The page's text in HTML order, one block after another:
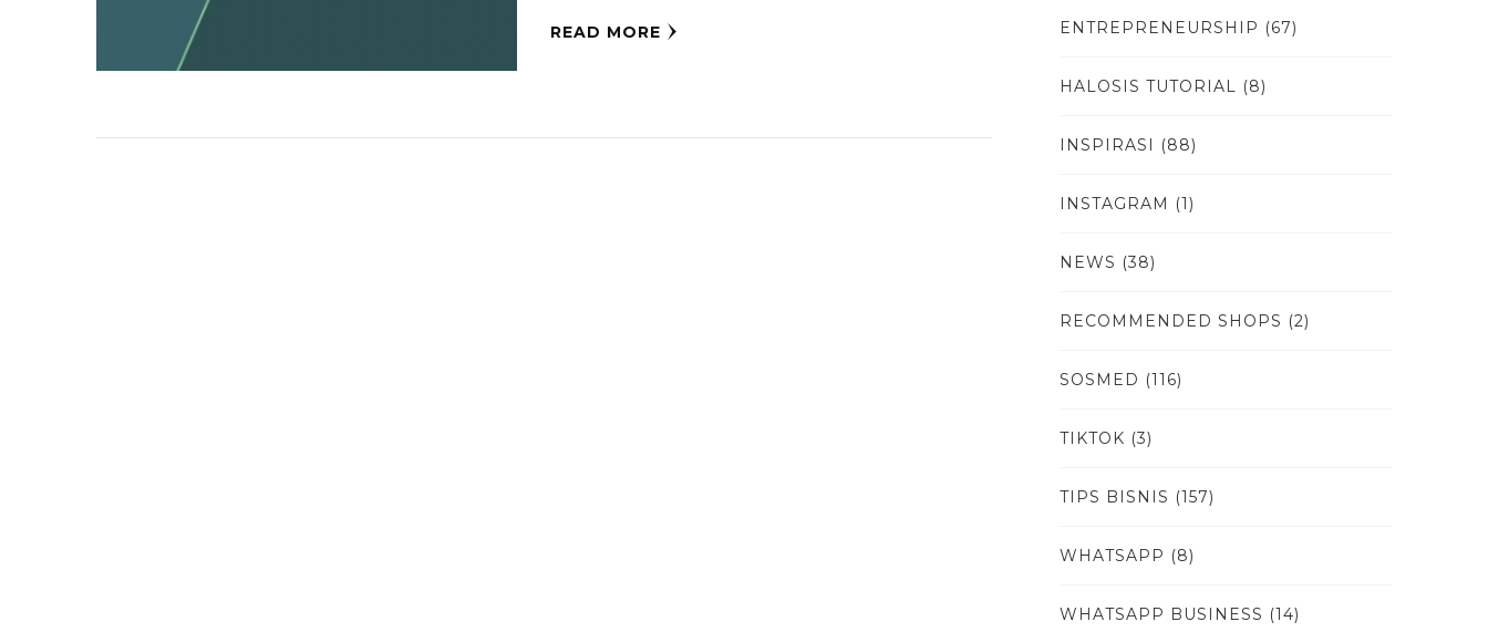
READ MORE ENTREPRENEURSHIP (67)
HALOSIS TUTORIAL (8)
INSPIRASI (88)
INSTAGRAM (1)
NEWS (38)
RECOMMENDED SHOPS (2)
SOSMED (116)
TIKTOK (3)
TIPS BISNIS (157)
WHATSAPP (8)
WHATSAPP BUSINESS (14)